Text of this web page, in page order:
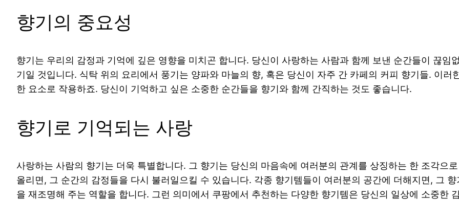
향기의 중요성
향기는 우리의 감정과 기억에 깊은 영향을 미치곤 합니다. 당신이 사랑하는 사람과 함께 보낸 순간들이 끊임
기일 것입니다. 식탁 위의 요리에서 풍기는 양파와 마늘의 향, 혹은 당신이 자주 간 카페의 커피 향기들. 이
한 요소로 작용하죠. 당신이 기억하고 싶은 소중한 순간들을 향기와 함께 간직하는 것도 좋습니다.
향기로 기억되는 사랑
사랑하는 사람의 향기는 더욱 특별합니다. 그 향기는 당신의 마음속에 여러분의 관계를 상징하는 한 조각으
올리면, 그 순간의 감정들을 다시 불러일으킬 수 있습니다. 각종 향기템들이 여러분의 공간에 더해지면, 그
을 재조명해 주는 역할을 합니다. 그런 의미에서 쿠팡에서 추천하는 다양한 향기템은 당신의 일상에 소중한